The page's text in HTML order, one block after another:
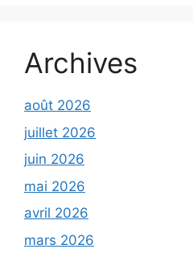
Archives
août 2026
juillet 2026
juin 2026
mai 2026
avril 2026
mars 2026